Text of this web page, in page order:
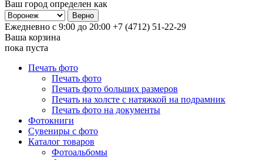
Ваш город определен как
Ежедневно с 9:00 до 20:00 +7 (4712) 51-22-29
Ваша корзина
пока пуста
Печать фото
Печать фото
Печать фото больших размеров
Печать на холсте с натяжкой на подрамник
Печать фото на документы
Фотокниги
Сувениры с фото
Каталог товаров
Фотоальбомы